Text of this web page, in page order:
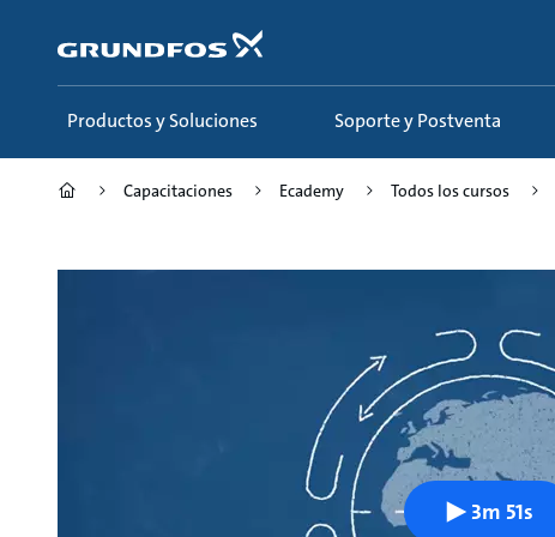
contenido
principal
Productos y Soluciones Soporte y Postventa
Capacitaciones Ecademy Todos los cursos
3m 51s